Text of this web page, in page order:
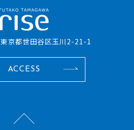
京都世田谷区玉川2-21-1
ACCESS